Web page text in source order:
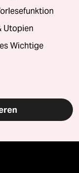
Utopien
Wichtige